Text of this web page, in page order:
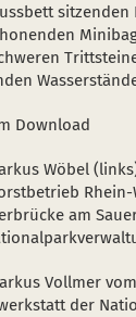
sitzenden
Download
Wöbel
am
Vollmer
der